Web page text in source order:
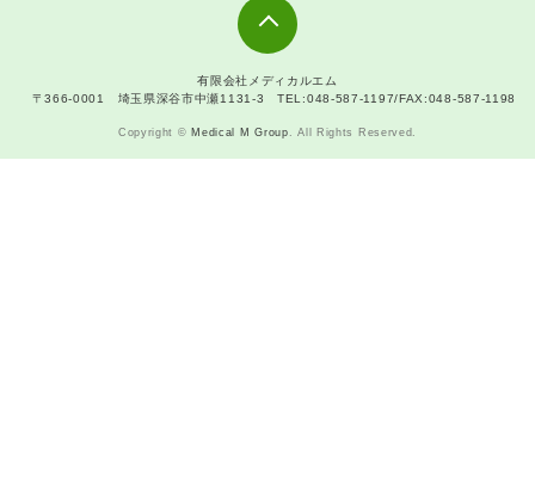
有限会社メディカルエム
〒366-0001 埼玉県深谷市中瀬1131-3 TEL:048-587-1197/FAX:048-587-1198
Copyright © Medical M Group. All Rights Reserved.